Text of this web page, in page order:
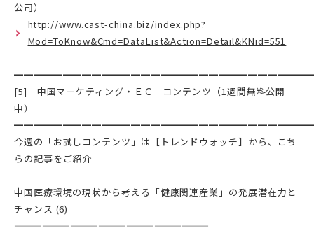
公司）
http://www.cast-china.biz/index.php?
Mod=ToKnow&Cmd=DataList&Action=Detail&KNid=551
[5] 中国マーケティング・ＥＣ コンテンツ（1週間無料公開
中）
今週の「お試しコンテンツ」は【トレンドウォッチ】から、こち
らの記事をご紹介
中国医療環境の現状から考える「健康関連産業」の発展潜在力と
チャンス (6)
—————————————————————–